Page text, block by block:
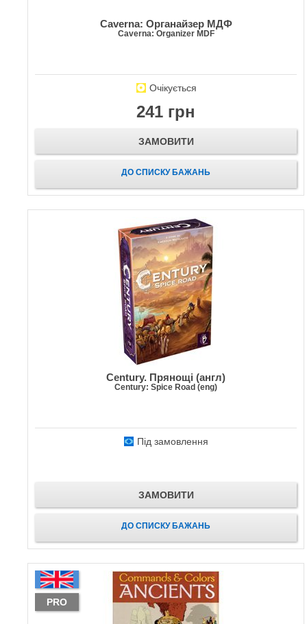
Caverna: Органайзер МДФ
Caverna: Organizer MDF
Очікується
241 грн
ЗАМОВИТИ
ДО СПИСКУ БАЖАНЬ
Century. Прянощі (англ)
Century: Spice Road (eng)
Під замовлення
ЗАМОВИТИ
ДО СПИСКУ БАЖАНЬ
PRO